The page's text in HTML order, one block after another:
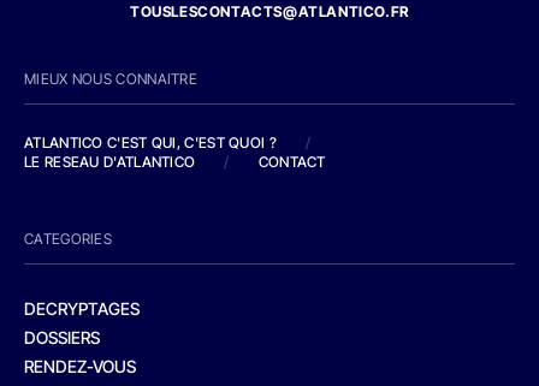
TOUSLESCONTACTS@ATLANTICO.FR
MIEUX NOUS CONNAITRE
ATLANTICO C'EST QUI, C'EST QUOI ?
/
LE RESEAU D'ATLANTICO
/ CONTACT
CATEGORIES
DECRYPTAGES
DOSSIERS
RENDEZ-VOUS